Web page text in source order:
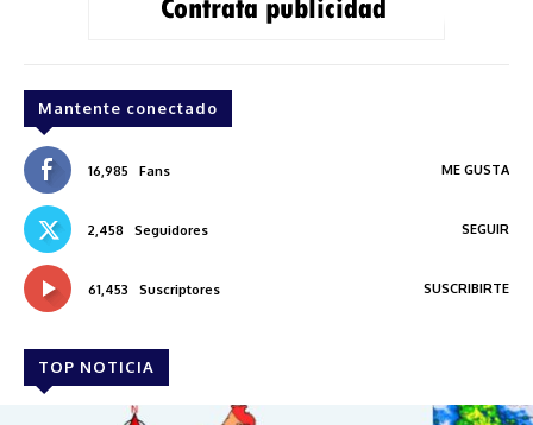
Mantente conectado
16,985 Fans ME GUSTA
2,458 Seguidores SEGUIR
61,453 Suscriptores SUSCRIBIRTE
TOP NOTICIA